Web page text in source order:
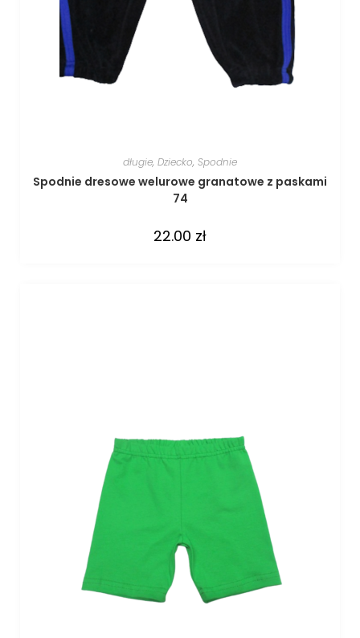
długie, Dziecko, Spodnie
Spodnie dresowe welurowe granatowe z paskami
74
22.00 zł